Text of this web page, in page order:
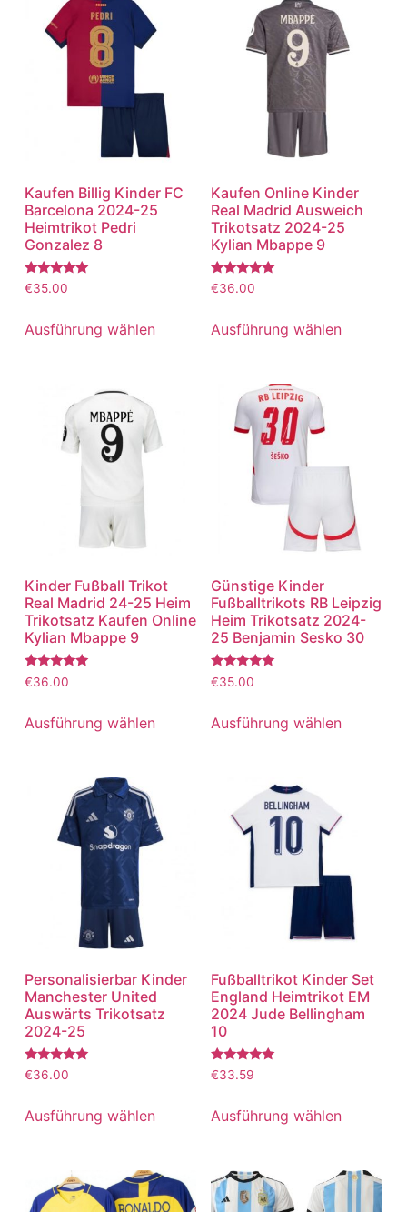
Kaufen Billig Kinder FC
Barcelona 2024-25
Heimtrikot Pedri
Gonzalez 8
Bewertet
mit
von 5
€35.00
Ausführung wählen
Kaufen Online Kinder
Real Madrid Ausweich
Trikotsatz 2024-25
Kylian Mbappe 9
Bewertet
mit
von 5
€36.00
Ausführung wählen
Kinder Fußball Trikot
Real Madrid 24-25 Heim
Trikotsatz Kaufen Online
Kylian Mbappe 9
Bewertet
mit
von 5
€36.00
Ausführung wählen
Günstige Kinder
Fußballtrikots RB Leipzig
Heim Trikotsatz 2024-
25 Benjamin Sesko 30
Bewertet
mit
von 5
€35.00
Ausführung wählen
Personalisierbar Kinder
Manchester United
Auswärts Trikotsatz
2024-25
Bewertet
mit
von 5
€36.00
Ausführung wählen
Fußballtrikot Kinder Set
England Heimtrikot EM
2024 Jude Bellingham
10
Bewertet
mit
von 5
€33.59
Ausführung wählen